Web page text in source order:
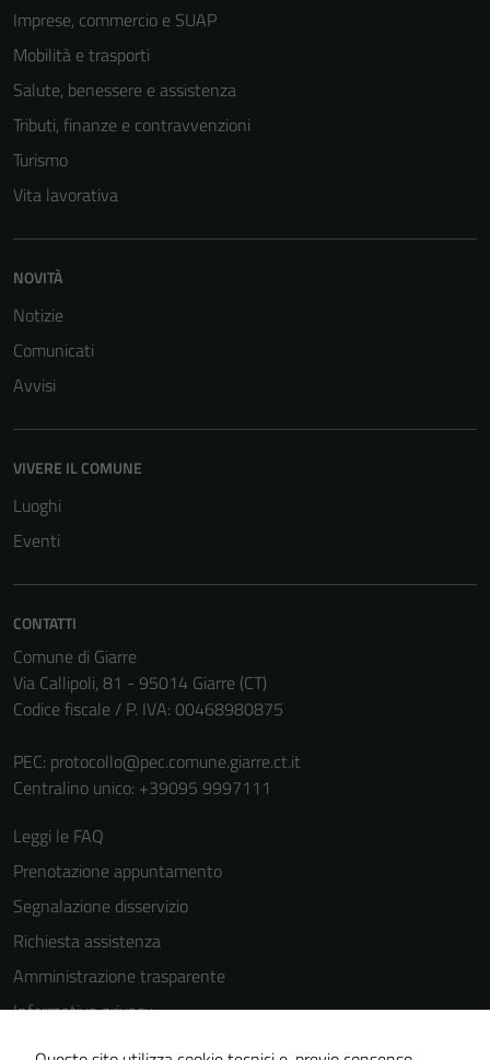
Imprese, commercio e SUAP
Mobilità e trasporti
Salute, benessere e assistenza
Tributi, finanze e contravvenzioni
Turismo
Vita lavorativa
NOVITÀ
Notizie
Comunicati
Avvisi
VIVERE IL COMUNE
Luoghi
Eventi
CONTATTI
Comune di Giarre
Via Callipoli, 81 - 95014 Giarre (CT)
Codice fiscale / P. IVA: 00468980875
PEC: protocollo@pec.comune.giarre.ct.it
Centralino unico: +39095 9997111
Leggi le FAQ
Prenotazione appuntamento
Segnalazione disservizio
Richiesta assistenza
Amministrazione trasparente
Informativa privacy
Cookie Policy